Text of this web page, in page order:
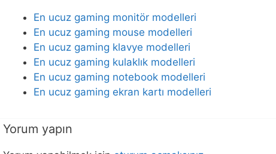
En ucuz gaming monitör modelleri
En ucuz gaming mouse modelleri
En ucuz gaming klavye modelleri
En ucuz gaming kulaklık modelleri
En ucuz gaming notebook modelleri
En ucuz gaming ekran kartı modelleri
Yorum yapın